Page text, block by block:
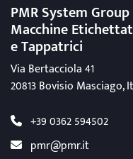
PMR System
Macchine
e Tappatrici
Via Bertacciola 41
20813 Bovisio Masciago,
+39 0362 594502
pmr@pmr.it